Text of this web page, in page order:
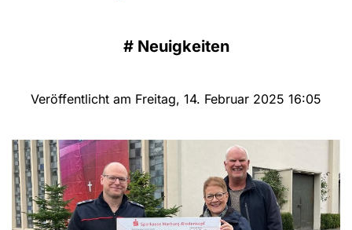
# Neuigkeiten
Veröffentlicht am Freitag, 14. Februar 2025 16:05